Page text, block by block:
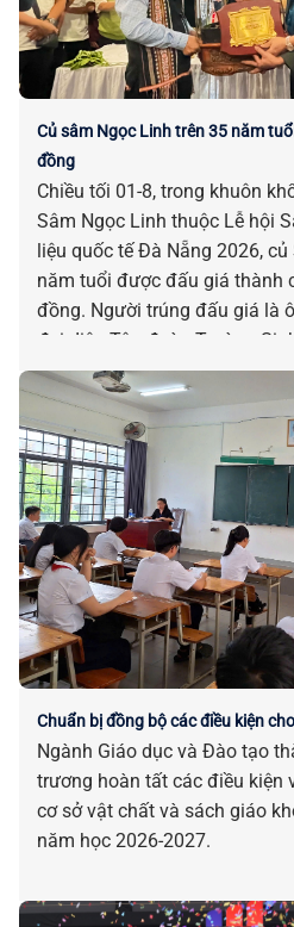
Củ sâm Ngọc Linh trên 35 năm
đồng
Chiều tối 01-8, trong khuôn
Sâm Ngọc Linh thuộc Lễ hội
liệu quốc tế Đà Nẵng 2026,
năm tuổi được đấu giá thành
đồng. Người trúng đấu giá là
đại diện Tập đoàn Trường
Chuẩn bị đồng bộ các điều kiện
Ngành Giáo dục và Đào tạo
trương hoàn tất các điều kiện
cơ sở vật chất và sách giáo
năm học 2026-2027.